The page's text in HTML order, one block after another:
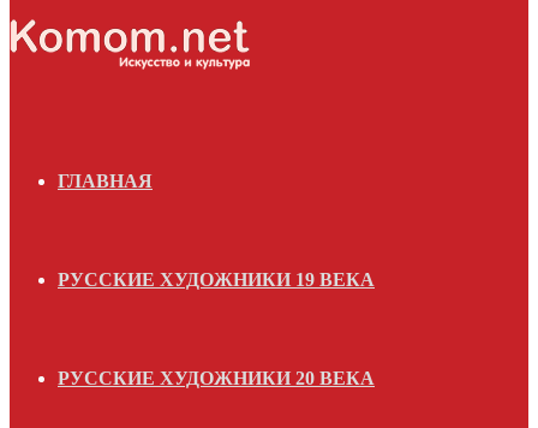
ГЛАВНАЯ
РУССКИЕ ХУДОЖНИКИ 19 ВЕКА
РУССКИЕ ХУДОЖНИКИ 20 ВЕКА